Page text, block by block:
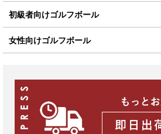
初級者向けゴルフボール
女性向けゴルフボール